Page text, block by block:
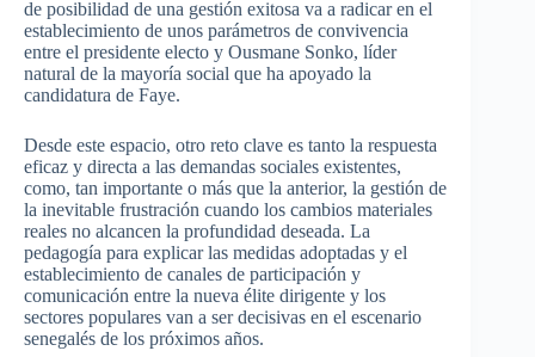
de posibilidad de una gestión exitosa va a radicar en el
establecimiento de unos parámetros de convivencia
entre el presidente electo y Ousmane Sonko, líder
natural de la mayoría social que ha apoyado la
candidatura de Faye.
Desde este espacio, otro reto clave es tanto la respuesta
eficaz y directa a las demandas sociales existentes,
como, tan importante o más que la anterior, la gestión de
la inevitable frustración cuando los cambios materiales
reales no alcancen la profundidad deseada. La
pedagogía para explicar las medidas adoptadas y el
establecimiento de canales de participación y
comunicación entre la nueva élite dirigente y los
sectores populares van a ser decisivas en el escenario
senegalés de los próximos años.